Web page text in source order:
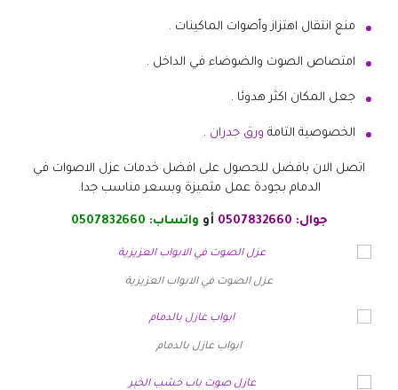
منع انتقال اهتزاز وأصوات الماكينات .
امتصاص الصوت والضوضاء في الداخل .
جعل المكان اكثر هدوئا .
الخصوصية التامة ورق جدران .
اتصل الان بافضل للحصول على افضل خدمات عزل الاصوات في
الدمام بجودة عمل متميزة وبسعر مناسب جدا.
جوال: 0507832660 أو واتساب: 0507832660
عزل الصوت في الابواب العزيزية
ابواب عازل بالدمام